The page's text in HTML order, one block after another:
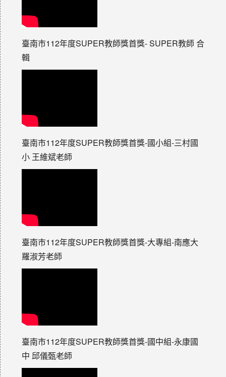
臺南市112年度SUPER教師獎首獎- SUPER教師 合
輯
臺南市112年度SUPER教師獎首獎-國小組-三村國
小 王維斌老師
臺南市112年度SUPER教師獎首獎-大專組-南應大
羅淑芳老師
臺南市112年度SUPER教師獎首獎-國中組-永康國
中 邱儀甄老師